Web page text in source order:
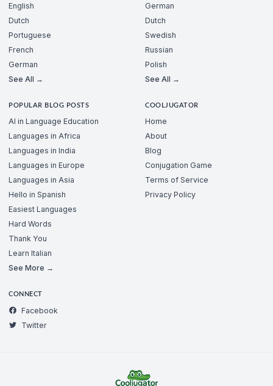
English
Dutch
Portuguese
French
German
See All →
German
Dutch
Swedish
Russian
Polish
See All →
POPULAR BLOG POSTS
AI in Language Education
Languages in Africa
Languages in India
Languages in Europe
Languages in Asia
Hello in Spanish
Easiest Languages
Hard Words
Thank You
Learn Italian
See More →
COOLJUGATOR
Home
About
Blog
Conjugation Game
Terms of Service
Privacy Policy
CONNECT
Facebook
Twitter